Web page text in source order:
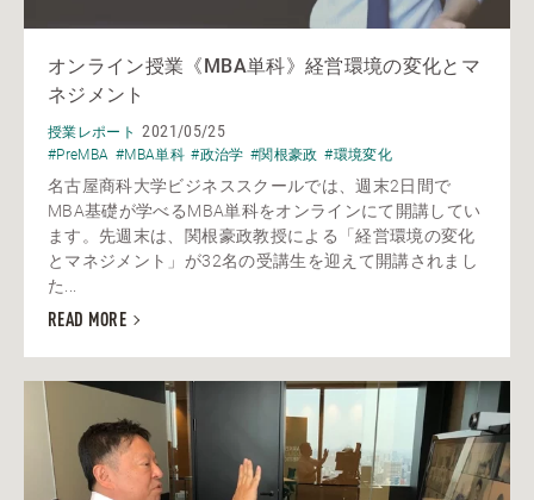
オンライン授業《MBA単科》経営環境の変化とマ
ネジメント
授業レポート 2021/05/25
#PreMBA #MBA単科 #政治学 #関根豪政 #環境変化
名古屋商科大学ビジネススクールでは、週末2日間で
MBA基礎が学べるMBA単科をオンラインにて開講してい
ます。先週末は、関根豪政教授による「経営環境の変化
とマネジメント」が32名の受講生を迎えて開講されまし
た...
READ MORE